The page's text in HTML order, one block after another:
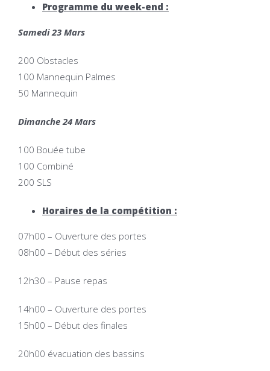
Programme du week-end :
Samedi 23 Mars
200 Obstacles
100 Mannequin Palmes
50 Mannequin
Dimanche 24 Mars
100 Bouée tube
100 Combiné
200 SLS
Horaires de la compétition :
07h00 – Ouverture des portes
08h00 – Début des séries
12h30 – Pause repas
14h00 – Ouverture des portes
15h00 – Début des finales
20h00 évacuation des bassins